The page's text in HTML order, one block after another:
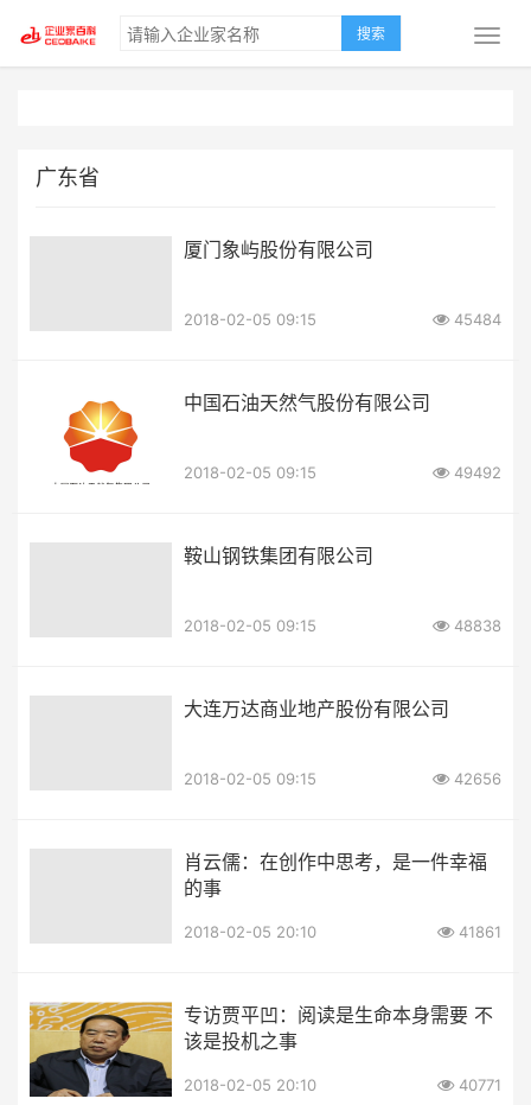
搜索
广东省
厦门象屿股份有限公司
2018-02-05 09:15 45484
中国石油天然气股份有限公司
2018-02-05 09:15 49492
鞍山钢铁集团有限公司
2018-02-05 09:15 48838
大连万达商业地产股份有限公司
2018-02-05 09:15 42656
肖云儒：在创作中思考，是一件幸福
的事
2018-02-05 20:10 41861
专访贾平凹：阅读是生命本身需要 不
该是投机之事
2018-02-05 20:10 40771